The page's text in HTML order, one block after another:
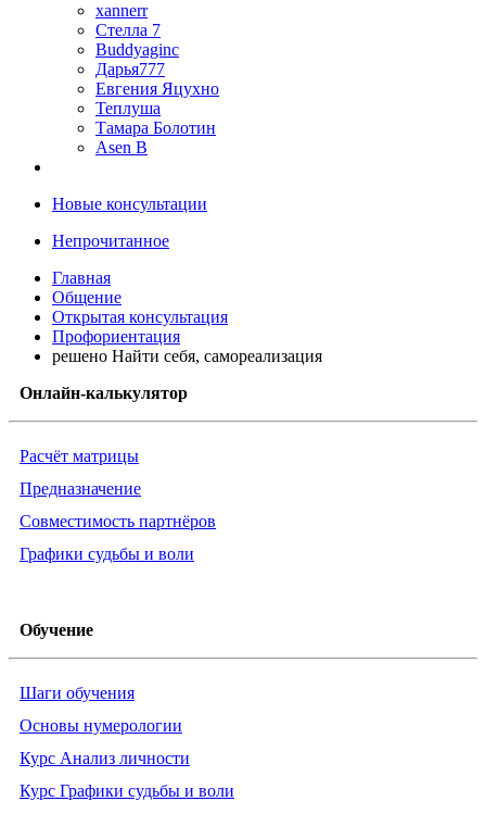
xannerr
Стелла 7
Buddyaginc
Дарья777
Евгения Яцухно
Теплуша
Тамара Болотин
Asen B
Новые консультации
Непрочитанное
Главная
Общение
Открытая консультация
Профориентация
решено Найти себя, самореализация
Онлайн-калькулятор
Расчёт матрицы
Предназначение
Совместимость партнёров
Графики судьбы и воли
Обучение
Шаги обучения
Основы нумерологии
Курс Анализ личности
Курс Графики судьбы и воли